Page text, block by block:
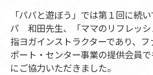
「パパと遊ぼう」では第１回に続
パ 和田先生、「ママのリフレッシ
指ヨガインストラクターであり、
ポート・センター事業の提供会員
にご協力いただきました。